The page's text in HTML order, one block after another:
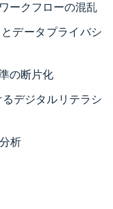
ークフローの混乱
データプライバシ
の断片化
デジタルリテラシ
析